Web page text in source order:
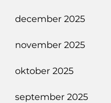
december 2025
november 2025
oktober 2025
september 2025